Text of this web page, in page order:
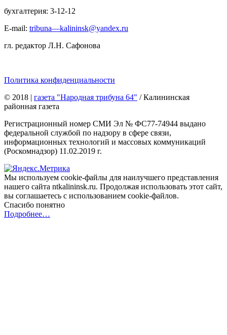
бухгалтерия: 3-12-12
E-mail: tribuna—kalininsk@yandex.ru
гл. редактор Л.Н. Сафонова
Политика конфиденциальности
© 2018 | газета "Народная трибуна 64" / Калининская
районная газета
Регистрационный номер СМИ Эл № ФС77-74944 выдано
федеральной службой по надзору в сфере связи,
информационных технологий и массовых коммуникаций
(Роскомнадзор) 11.02.2019 г.
Мы используем cookie-файлы для наилучшего представления
нашего сайта ntkalininsk.ru. Продолжая использовать этот сайт,
вы соглашаетесь с использованием cookie-файлов.
Спасибо понятно
Подробнее…